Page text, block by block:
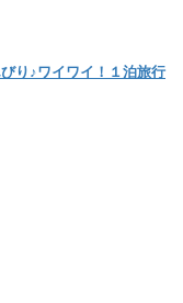
り♪ワイワイ！１泊旅行